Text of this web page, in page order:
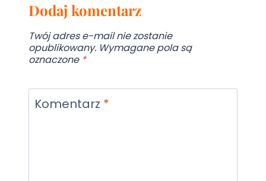
Dodaj komentarz
Twój adres e-mail nie zostanie
opublikowany. Wymagane pola są
oznaczone *
Komentarz *